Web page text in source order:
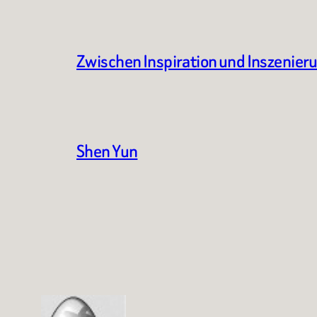
Zwischen Inspiration und
Shen Yun